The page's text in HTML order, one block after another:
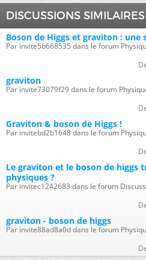
DISCUSSIONS SIMILAIRES
Boson de Higgs et graviton : une
Par invite5b668535 dans le forum
graviton
Par invite73079f29 dans le forum
Graviton & boson de Higgs !
Par invitebd2b1648 dans le forum
Le graviton et le boson de higgs
physiques ?
Par invitec1242683 dans le forum
graviton - boson de higgs
Par invite88ad8a0d dans le forum